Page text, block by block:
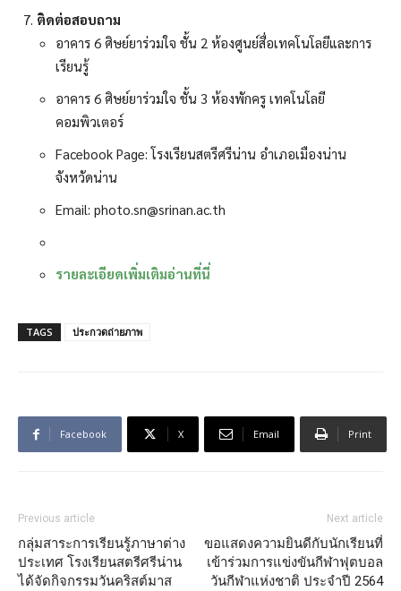
ติดต่อสอบถาม
อาคาร 6 ศิษย์ยาร่วมใจ ชั้น 2 ห้องศูนย์สื่อเทคโนโลยีและการ
เรียนรู้
อาคาร 6 ศิษย์ยาร่วมใจ ชั้น 3 ห้องพักครู เทคโนโลยี
คอมพิวเตอร์
Facebook Page: โรงเรียนสตรีศรีน่าน อำเภอเมืองน่าน
จังหวัดน่าน
Email: photo.sn@srinan.ac.th
รายละเอียดเพิ่มเติมอ่านที่นี่
TAGS ประกวดถ่ายภาพ
Facebook X Email Print
Previous article
กลุ่มสาระการเรียนรู้ภาษาต่าง
ประเทศ โรงเรียนสตรีศรีน่าน
ได้จัดกิจกรรมวันคริสต์มาส
Next article
ขอแสดงความยินดีกับนักเรียนที่
เข้าร่วมการแข่งขันกีฬาฟุตบอล
วันกีฬาแห่งชาติ ประจำปี 2564